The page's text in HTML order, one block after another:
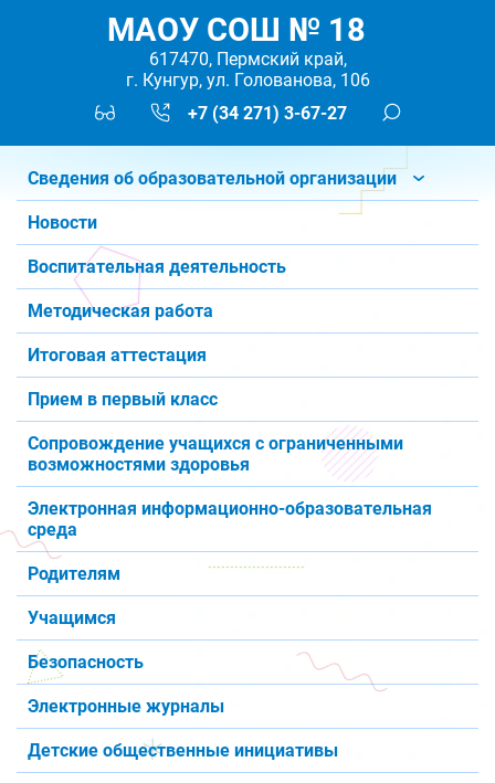
МАОУ СОШ № 18
617470, Пермский край,
г. Кунгур, ул. Голованова, 106
+7 (34 271) 3-67-27
Сведения об образовательной организации
Новости
Воспитательная деятельность
Методическая работа
Итоговая аттестация
Прием в первый класс
Сопровождение учащихся с ограниченными
возможностями здоровья
Электронная информационно-образовательная
среда
Родителям
Учащимся
Безопасность
Электронные журналы
Детские общественные инициативы